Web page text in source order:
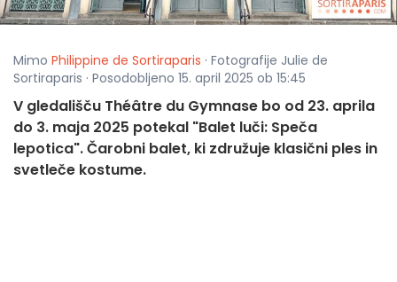
Mimo Philippine de Sortiraparis · Fotografije Julie de
Sortiraparis · Posodobljeno 15. april 2025 ob 15:45
V gledališču Théâtre du Gymnase bo od 23. aprila
do 3. maja 2025 potekal "Balet luči: Speča
lepotica". Čarobni balet, ki združuje klasični ples in
svetleče kostume.